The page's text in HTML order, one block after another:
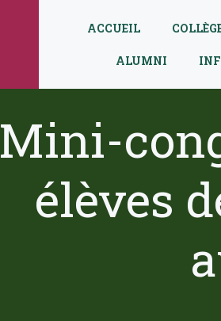
ACCUEIL
ALUMNI
Mini-
élèves